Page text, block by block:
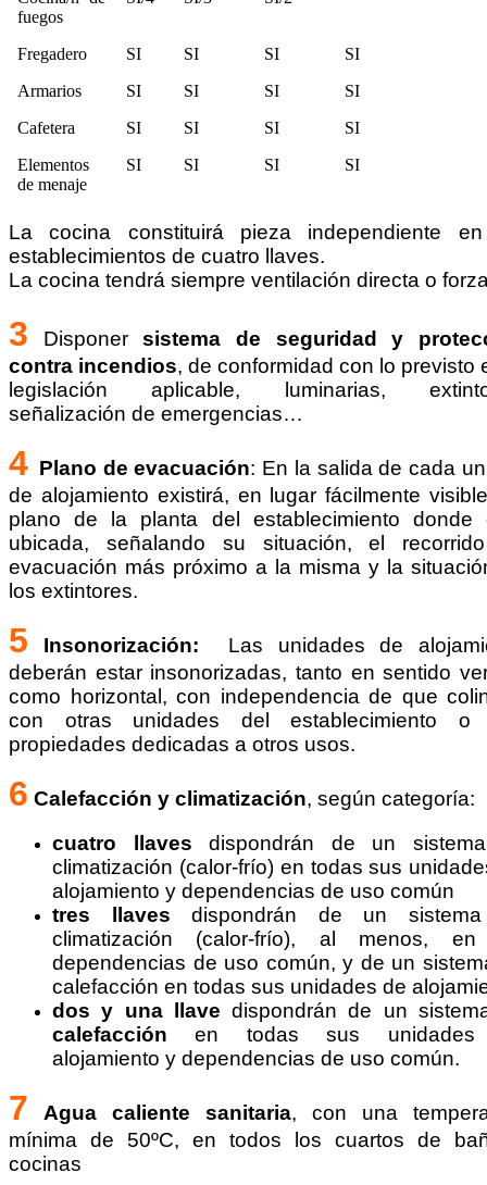
fuegos
Fregadero SI SI SI
SI
Armarios
SI SI SI
SI
Cafetera
SI SI SI
SI
Elementos
de menaje
SI SI SI SI
La cocina constituirá pieza independiente
establecimientos de cuatro llaves.
La cocina tendrá siempre ventilación directa o
3 Disponersistema de seguridad y
contra incendios, de conformidad con lo previsto
legislación aplicable, luminarias,
señalización de emergencias…
4 Plano de evacuación: En la salida de cada
de alojamiento existirá, en lugar fácilmente
plano de la planta del establecimiento donde
ubicada, señalando su situación, el
evacuación más próximo a la misma y la
los extintores.
5 Insonorización:
Las unidades de
deberán estar insonorizadas, tanto en sentido
como horizontal, con independencia de que
con otras unidades del establecimiento o
propiedades dedicadas a otros usos.
6 Calefacción y climatización, según categoría:
cuatro llaves dispondrán de un
climatización (calor-frío) en todas sus
alojamiento y dependencias de uso común
tres llaves dispondrán de un
climatización (calor-frío), al menos,
dependencias de uso común, y de un
calefacción en todas sus unidades de
dos y una llave dispondrán de un
calefacción en todas sus
alojamiento y dependencias de uso común.
7 Agua caliente sanitaria, con una
mínima de 50ºC, en todos los cuartos de
cocinas